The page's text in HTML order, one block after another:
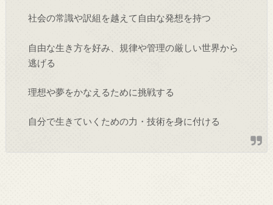
社会の常識や訳組を越えて自由な発想を持つ
自由な生き方を好み、規律や管理の厳しい世界から
逃げる
理想や夢をかなえるために挑戦する
自分で生きていくための力・技術を身に付ける